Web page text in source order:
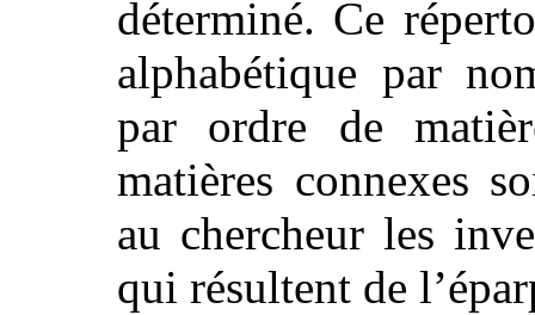
déterminé. Ce
alphabétique par
par ordre de
matières connexes
au chercheur les
qui résultent de